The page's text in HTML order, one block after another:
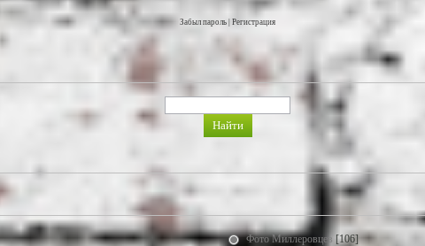
Забыл пароль Регистрация
Фото Миллеровцев [106]